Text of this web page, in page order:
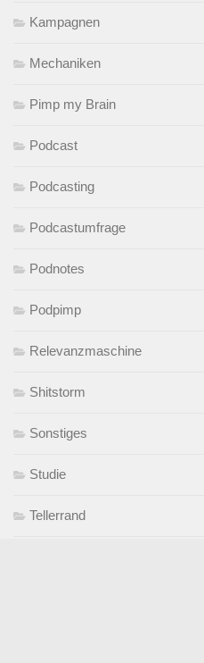
Kampagnen
Mechaniken
Pimp my Brain
Podcast
Podcasting
Podcastumfrage
Podnotes
Podpimp
Relevanzmaschine
Shitstorm
Sonstiges
Studie
Tellerrand